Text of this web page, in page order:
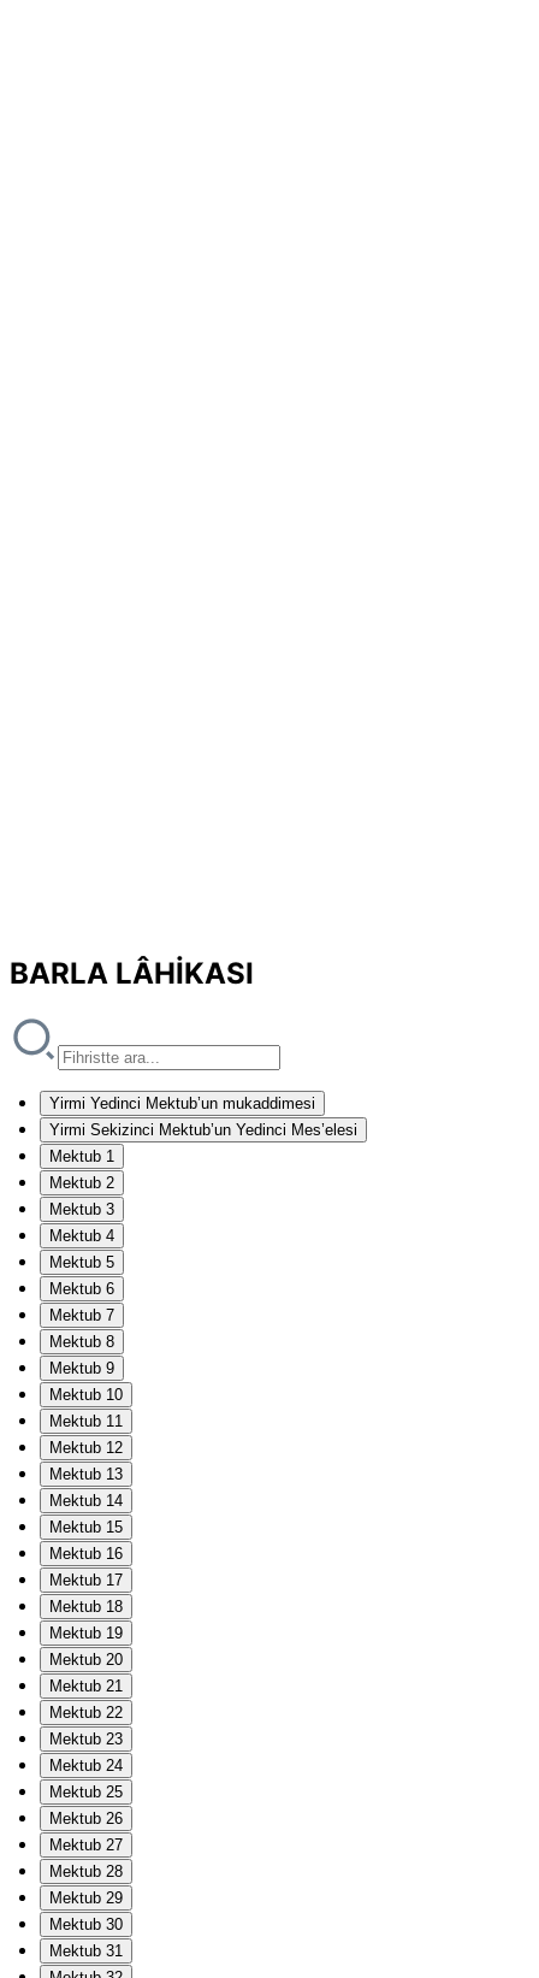
BARLA LÂHİKASI
Yirmi Yedinci Mektub’un mukaddimesi
Yirmi Sekizinci Mektub’un Yedinci Mes’elesi
Mektub 1
Mektub 2
Mektub 3
Mektub 4
Mektub 5
Mektub 6
Mektub 7
Mektub 8
Mektub 9
Mektub 10
Mektub 11
Mektub 12
Mektub 13
Mektub 14
Mektub 15
Mektub 16
Mektub 17
Mektub 18
Mektub 19
Mektub 20
Mektub 21
Mektub 22
Mektub 23
Mektub 24
Mektub 25
Mektub 26
Mektub 27
Mektub 28
Mektub 29
Mektub 30
Mektub 31